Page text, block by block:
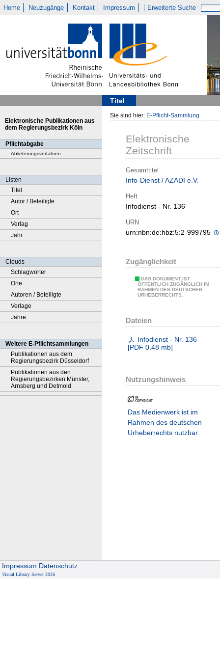
Home Neuzugänge Kontakt Impressum Erweiterte Suche
Titel
Elektronische Publikationen aus
dem Regierungsbezirk Köln
Pflichtabgabe
Ablieferungsverfahren
Listen
Titel
Autor / Beteiligte
Ort
Verlag
Jahr
Clouds
Schlagwörter
Orte
Autoren / Beteiligte
Verlage
Jahre
Weitere E-Pflichtsammlungen
Publikationen aus dem
Regierungsbezirk Düsseldorf
Publikationen aus den
Regierungsbezirken Münster,
Arnsberg und Detmold
Sie sind hier: E-Pflicht-Sammlung
Elektronische
Zeitschrift
Gesamttitel
Info-Dienst / AZADI e.V.
Heft
Infodienst - Nr. 136
URN
urn:nbn:de:hbz:5:2-999795
Zugänglichkeit
DAS DOKUMENT IST
ÖFFENTLICH ZUGÄNGLICH IM
RAHMEN DES DEUTSCHEN
URHEBERRECHTS.
Dateien
Infodienst - Nr. 136
[PDF 0.48 mb]
Nutzungshinweis
Das Medienwerk ist im
Rahmen des deutschen
Urheberrechts nutzbar.
Impressum Datenschutz
Visual Library Server 2026